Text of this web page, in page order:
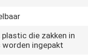
plastic die zakken in
ingepakt